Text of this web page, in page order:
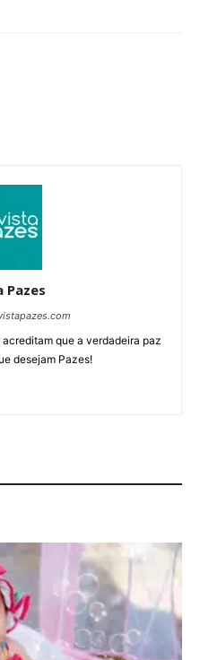
Pazes
que a verdadeira paz
desejam Pazes!